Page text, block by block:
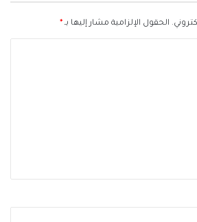
الحقول الإلزامية مشار إليها بـ *